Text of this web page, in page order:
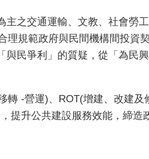
之交通運輸、文教、社會勞
規範政府與民間機構間投資
民爭利」的質疑，從「為民
-營運)、ROT(增建、改建及
提升公共建設服務效能，締造